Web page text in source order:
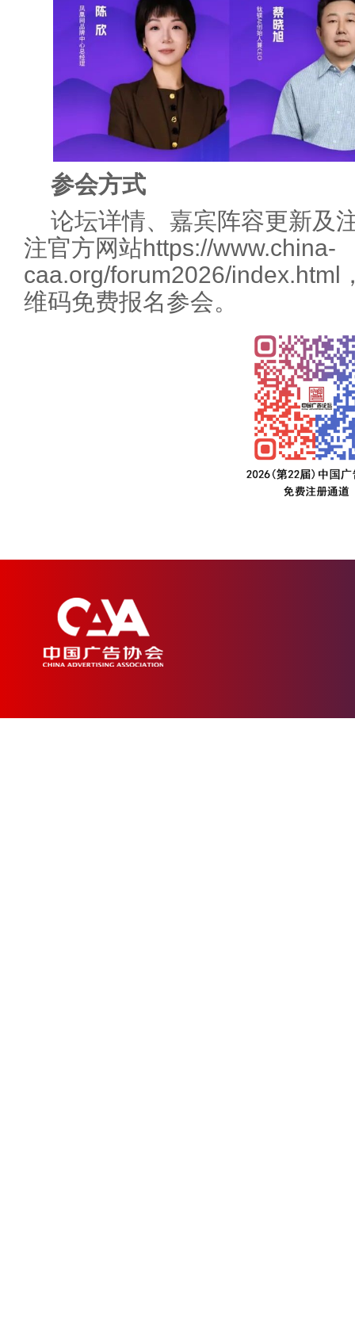
参会方式
论坛详情、嘉宾阵容更新及
注官方网站https://www.china-
caa.org/forum2026/index.html
维码免费报名参会。